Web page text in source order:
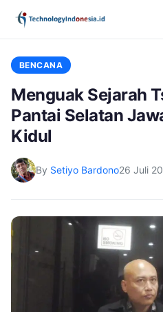
BENCANA
Menguak Sejarah
Pantai Selatan
Kidul
By Setiyo Bardono26 Juli